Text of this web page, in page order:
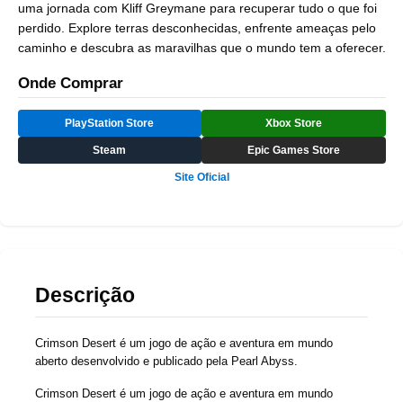
uma jornada com Kliff Greymane para recuperar tudo o que foi
perdido. Explore terras desconhecidas, enfrente ameaças pelo
caminho e descubra as maravilhas que o mundo tem a oferecer.
Onde Comprar
PlayStation Store Xbox Store
Steam Epic Games Store
Site Oficial
Descrição
Crimson Desert é um jogo de ação e aventura em mundo
aberto desenvolvido e publicado pela Pearl Abyss.
Crimson Desert é um jogo de ação e aventura em mundo